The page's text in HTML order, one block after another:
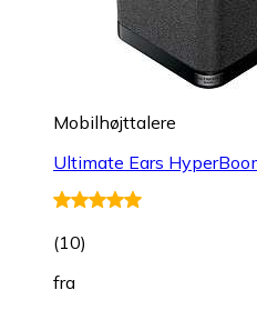
Mobilhøjttalere
Ultimate Ears
(10)
fra